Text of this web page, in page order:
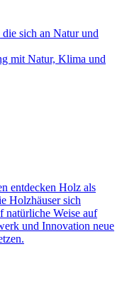
sich an Natur und
mit Natur, Klima und
entdecken Holz als
Holzhäuser sich
natürliche Weise auf
und Innovation neue